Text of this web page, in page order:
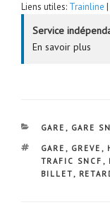
Liens utiles: Trainline |
Service
En savoir plus
CATÉGORIES
GARE , GARE
ÉTIQUETTES
GARE , GREVE ,
TRAFIC SNCF ,
BILLET,